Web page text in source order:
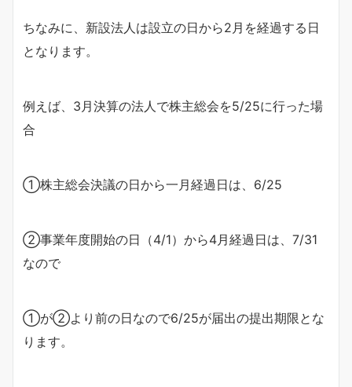
ちなみに、新設法人は設立の日から2月を経過する日
となります。
例えば、3月決算の法人で株主総会を5/25に行った場
合
①株主総会決議の日から一月経過日は、6/25
②事業年度開始の日（4/1）から4月経過日は、7/31
なので
①が②より前の日なので6/25が届出の提出期限とな
ります。